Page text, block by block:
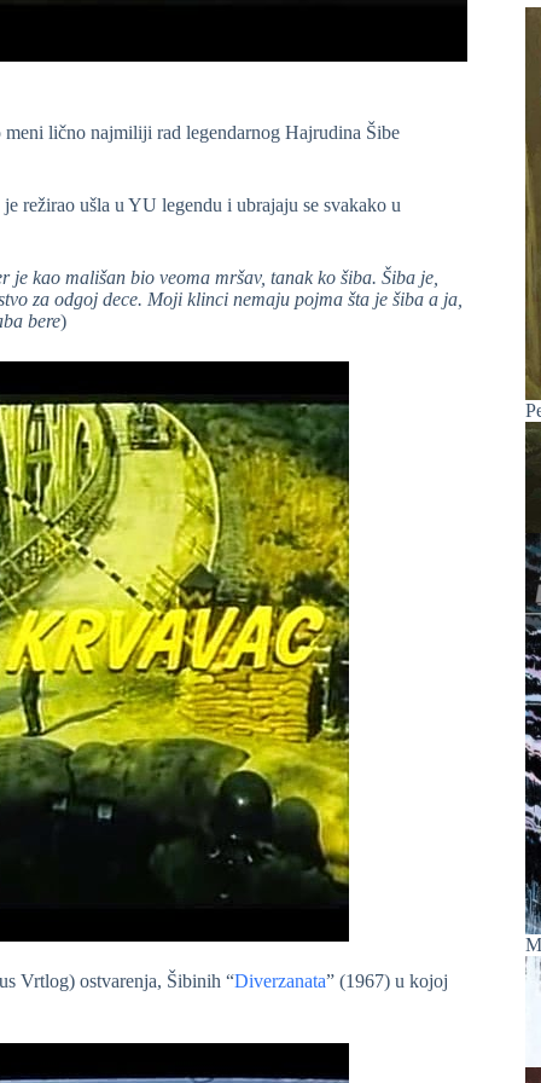
lično najmiliji rad legendarnog Hajrudina Šibe
režirao ušla u YU legendu i ubrajaju se svakako u
kao mališan bio veoma mršav, tanak ko šiba. Šiba je,
za odgoj dece. Moji klinci nemaju pojma šta je šiba a ja,
bere)
Vrtlog) ostvarenja, Šibinih “Diverzanata” (1967) u kojoj